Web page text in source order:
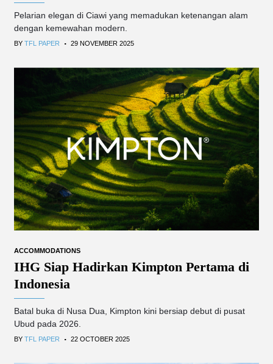
Pelarian elegan di Ciawi yang memadukan ketenangan alam
dengan kemewahan modern.
BY TFL PAPER . 29 NOVEMBER 2025
ACCOMMODATIONS
IHG Siap Hadirkan Kimpton Pertama di
Indonesia
Batal buka di Nusa Dua, Kimpton kini bersiap debut di pusat
Ubud pada 2026.
BY TFL PAPER . 22 OCTOBER 2025